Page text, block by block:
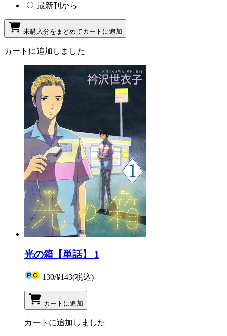
最新刊から
未購入分をまとめてカートに追加
カートに追加しました
光の箱【単話】 1
130/¥143(税込)
カートに追加
カートに追加しました